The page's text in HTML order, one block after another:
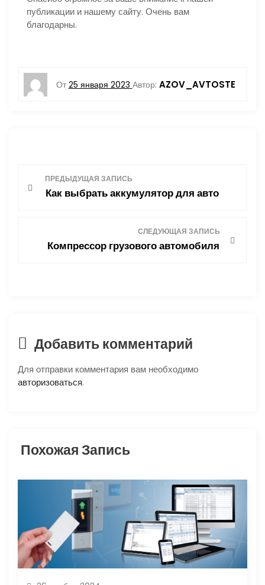
публикации и нашему сайту. Очень вам
благодарны.
От 25 января 2023 Автор: AZOV_AVTOSTE
ц
и
я
о
и
с
ПРЕДЫДУЩАЯ ЗАПИСЬ
Как выбрать аккумулятор для авто
СЛЕДУЮЩАЯ ЗАПИСЬ
Компрессор грузового автомобиля
Добавить комментарий
Для отправки комментария вам необходимо
авторизоваться.
Похожая Запись